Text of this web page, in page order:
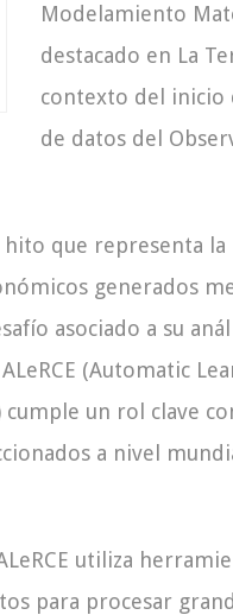
Modelamiento
destacado en La
contexto del inicio
de datos del
hito que representa
generados
asociado a su
(Automatic
cumple un rol clave
a nivel
utiliza
para procesar